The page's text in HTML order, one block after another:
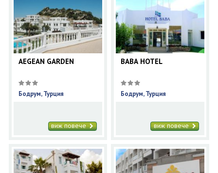
AEGEAN GARDEN
Бодрум, Турция
виж повече
BABA HOTEL
Бодрум, Турция
виж повече